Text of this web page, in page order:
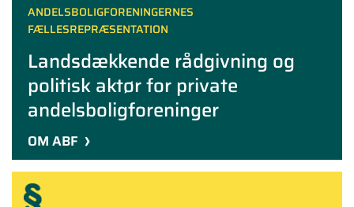
ANDELSBOLIGFORENINGERNES
FÆLLESREPRÆSENTATION
Landsdækkende rådgivning og
politisk aktør for private
andelsboligforeninger
OM ABF